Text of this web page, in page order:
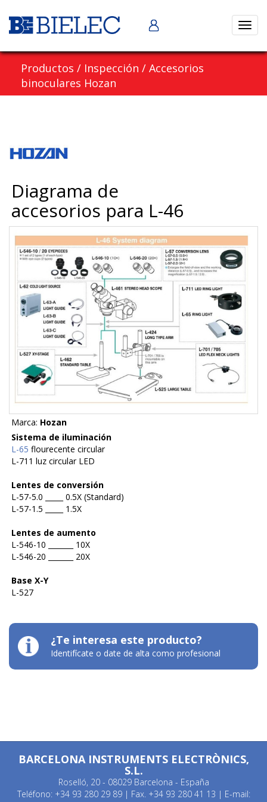
Abrir
Productos / Inspección / Accesorios
binoculares Hozan
Diagrama de
accesorios para L-46
Marca: Hozan
Sistema de iluminación
L-65 flourecente circular
L-711 luz circular LED
Lentes de conversión
L-57-5.0 _____ 0.5X (Standard)
L-57-1.5 _____ 1.5X
Lentes de aumento
L-546-10 _______ 10X
L-546-20 _______ 20X
Base X-Y
L-527
¿Te interesa este producto?
Identifícate o date de alta como profesional
BARCELONA INSTRUMENTS ELECTRÒNICS,
S.L.
Roselló, 20 - 08029 Barcelona - España
Teléfono: +34 93 280 29 89 | Fax. +34 93 280 41 13 | E-mail: